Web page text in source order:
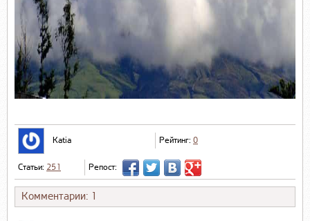
Katia Рейтинг: 0
Статьи: 251 Репост:
Комментарии: 1